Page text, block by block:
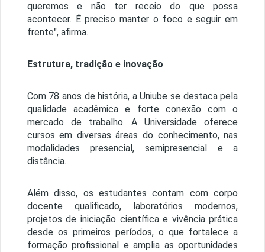
queremos e não ter receio do que possa
acontecer. É preciso manter o foco e seguir em
frente", afirma.
Estrutura, tradição e inovação
Com 78 anos de história, a Uniube se destaca pela
qualidade acadêmica e forte conexão com o
mercado de trabalho. A Universidade oferece
cursos em diversas áreas do conhecimento, nas
modalidades presencial, semipresencial e a
distância.
Além disso, os estudantes contam com corpo
docente qualificado, laboratórios modernos,
projetos de iniciação científica e vivência prática
desde os primeiros períodos, o que fortalece a
formação profissional e amplia as oportunidades